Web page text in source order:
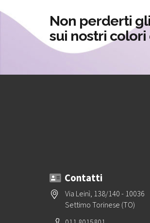
Non perderti
sui nostri
Contatti
Via Leinì, 138/140 - 10036
Settimo Torinese (TO)